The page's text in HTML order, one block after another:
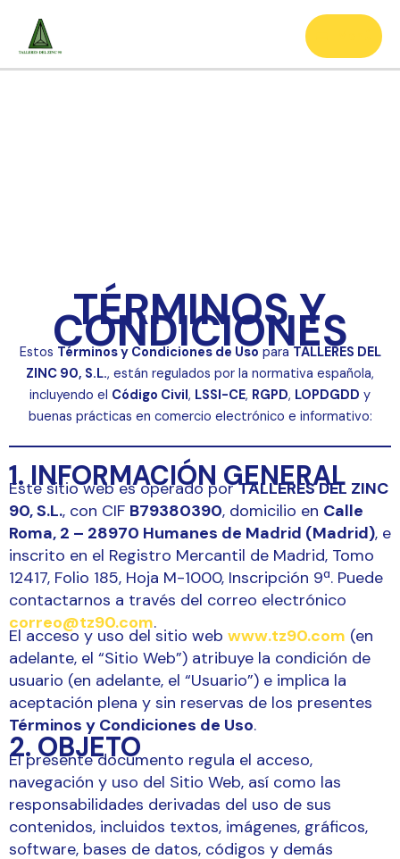
contenido
TÉRMINOS Y
CONDICIONES
Estos Términos y Condiciones de Uso para TALLERES DEL
ZINC 90, S.L., están regulados por la normativa española,
incluyendo el Código Civil, LSSI-CE, RGPD, LOPDGDD y
buenas prácticas en comercio electrónico e informativo:
1. INFORMACIÓN GENERAL
Este sitio web es operado porTALLERES DEL ZINC
90, S.L., con CIF B79380390, domicilio en Calle
Roma, 2 – 28970 Humanes de Madrid (Madrid), e
inscrito en el Registro Mercantil de Madrid, Tomo
12417, Folio 185, Hoja M-1000, Inscripción 9ª. Puede
contactarnos a través del correo electrónico
correo@tz90.com.
El acceso y uso del sitio web www.tz90.com (en
adelante, el “Sitio Web”) atribuye la condición de
usuario (en adelante, el “Usuario”) e implica la
aceptación plena y sin reservas de los presentes
Términos y Condiciones de Uso.
2. OBJETO
El presente documento regula el acceso,
navegación y uso del Sitio Web, así como las
responsabilidades derivadas del uso de sus
contenidos, incluidos textos, imágenes, gráficos,
software, bases de datos, códigos y demás